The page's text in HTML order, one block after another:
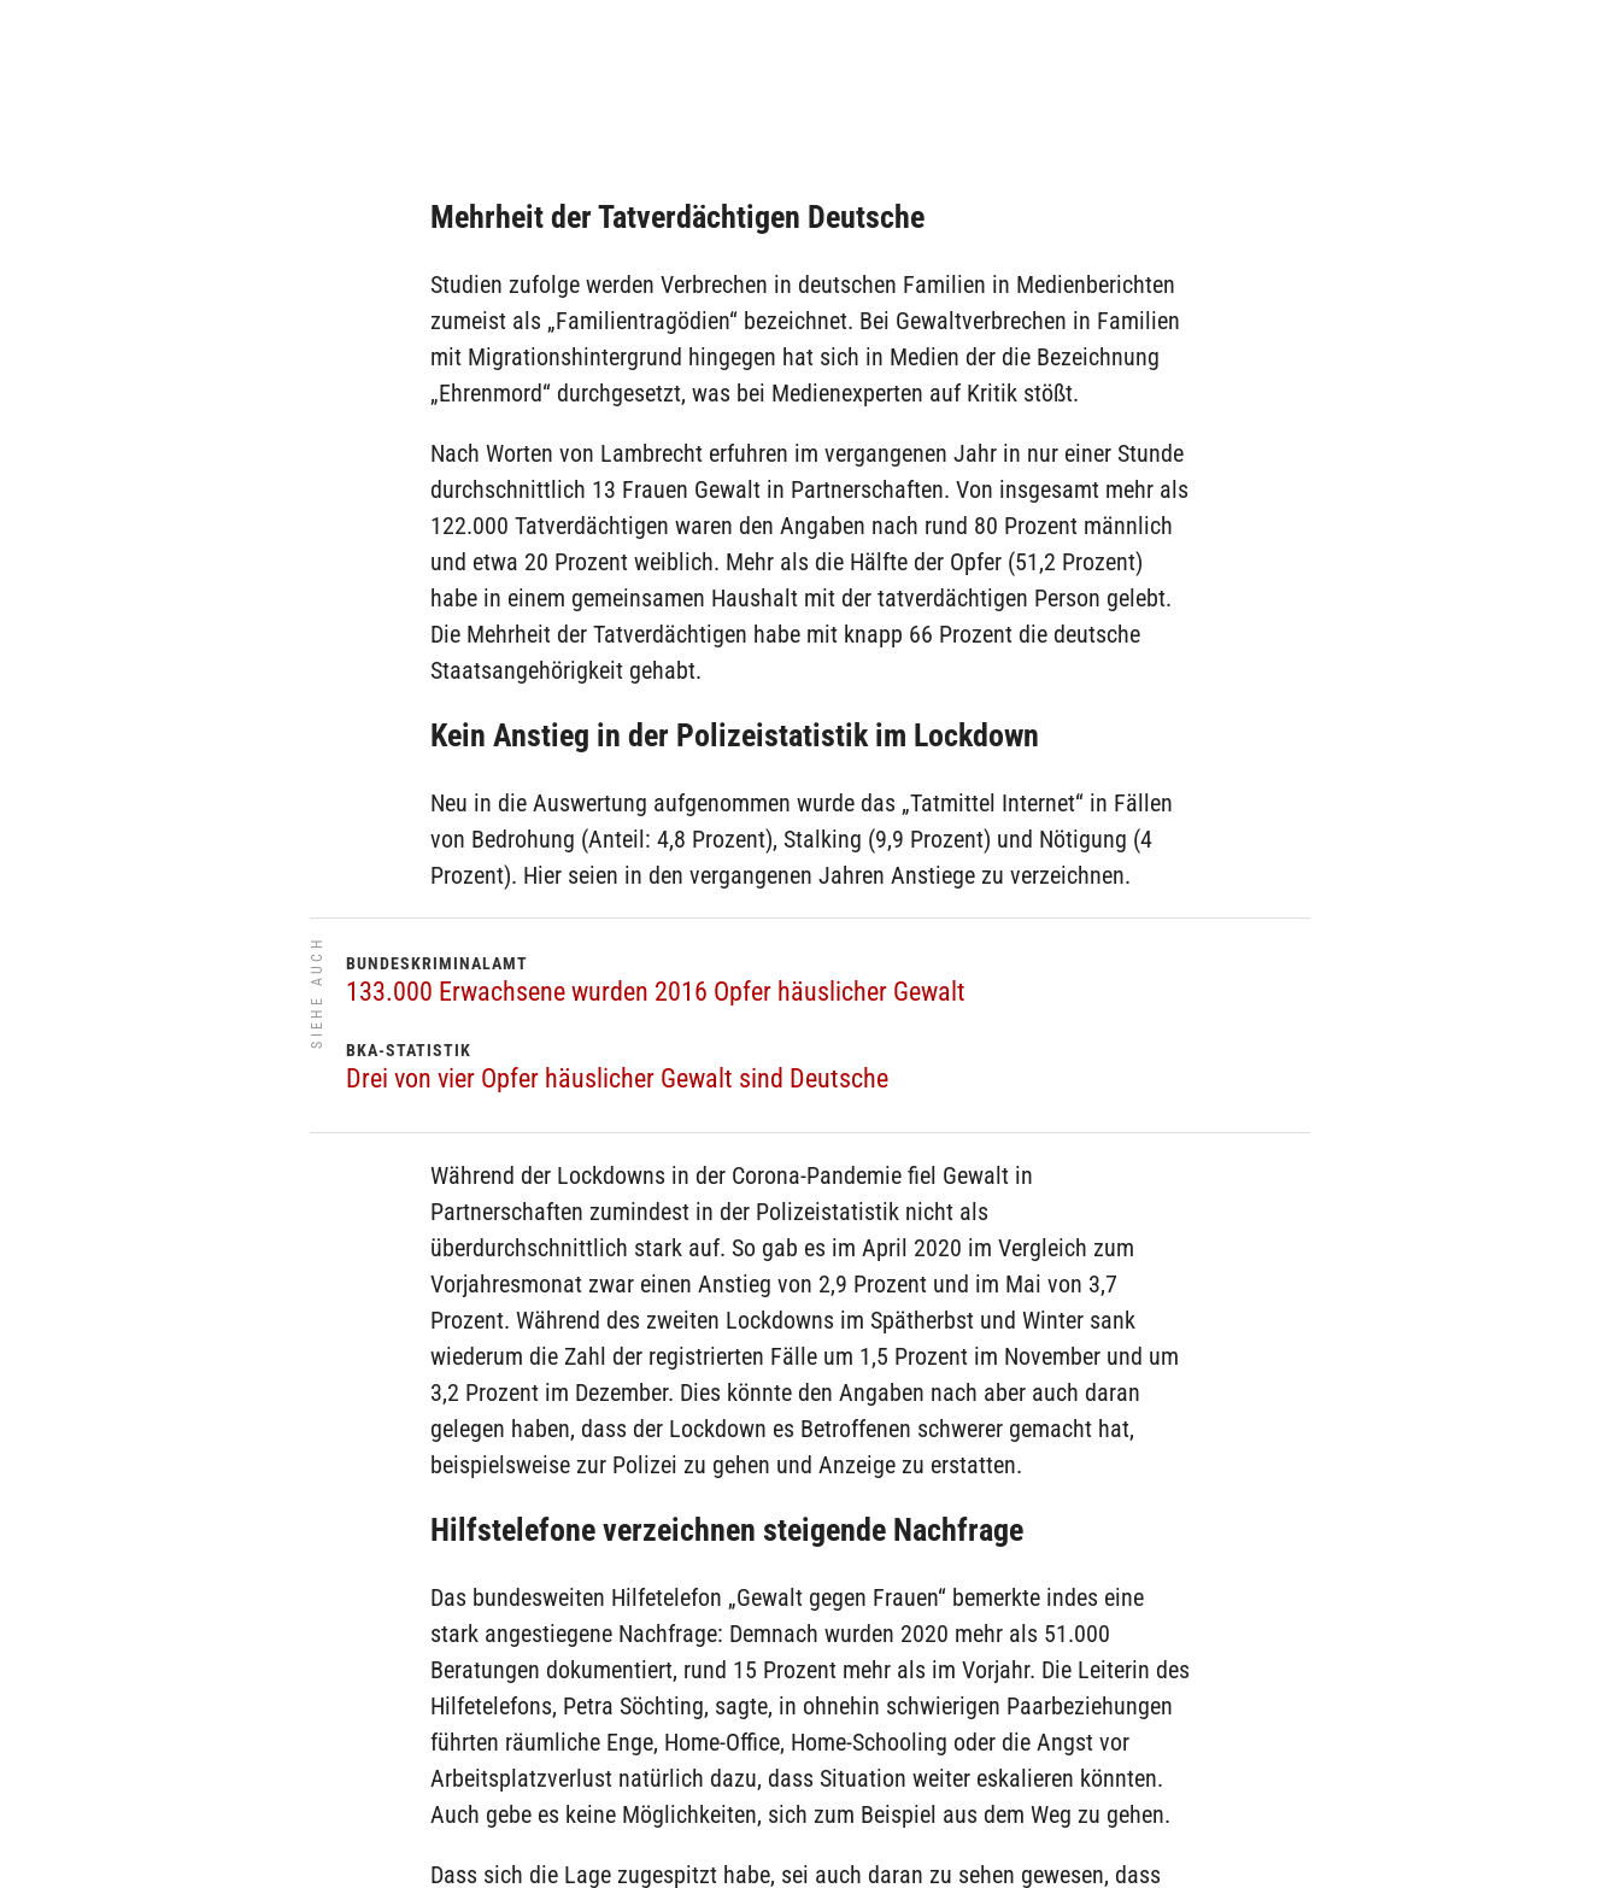
Mehrheit der Tatverdächtigen Deutsche
Studien zufolge werden Verbrechen in deutschen Familien in Medienberichten
zumeist als „Familientragödien“ bezeichnet. Bei Gewaltverbrechen in Familien
mit Migrationshintergrund hingegen hat sich in Medien der die Bezeichnung
„Ehrenmord“ durchgesetzt, was bei Medienexperten auf Kritik stößt.
Nach Worten von Lambrecht erfuhren im vergangenen Jahr in nur einer Stunde
durchschnittlich 13 Frauen Gewalt in Partnerschaften. Von insgesamt mehr als
122.000 Tatverdächtigen waren den Angaben nach rund 80 Prozent männlich
und etwa 20 Prozent weiblich. Mehr als die Hälfte der Opfer (51,2 Prozent)
habe in einem gemeinsamen Haushalt mit der tatverdächtigen Person gelebt.
Die Mehrheit der Tatverdächtigen habe mit knapp 66 Prozent die deutsche
Staatsangehörigkeit gehabt.
Kein Anstieg in der Polizeistatistik im Lockdown
Neu in die Auswertung aufgenommen wurde das „Tatmittel Internet“ in Fällen
von Bedrohung (Anteil: 4,8 Prozent), Stalking (9,9 Prozent) und Nötigung (4
Prozent). Hier seien in den vergangenen Jahren Anstiege zu verzeichnen.
SIEHE AUCH BUNDESKRIMINALAMT
133.000 Erwachsene wurden 2016 Opfer häuslicher Gewalt
BKA-STATISTIK
Drei von vier Opfer häuslicher Gewalt sind Deutsche
Während der Lockdowns in der Corona-Pandemie fiel Gewalt in
Partnerschaften zumindest in der Polizeistatistik nicht als
überdurchschnittlich stark auf. So gab es im April 2020 im Vergleich zum
Vorjahresmonat zwar einen Anstieg von 2,9 Prozent und im Mai von 3,7
Prozent. Während des zweiten Lockdowns im Spätherbst und Winter sank
wiederum die Zahl der registrierten Fälle um 1,5 Prozent im November und um
3,2 Prozent im Dezember. Dies könnte den Angaben nach aber auch daran
gelegen haben, dass der Lockdown es Betroffenen schwerer gemacht hat,
beispielsweise zur Polizei zu gehen und Anzeige zu erstatten.
Hilfstelefone verzeichnen steigende Nachfrage
Das bundesweiten Hilfetelefon „Gewalt gegen Frauen“ bemerkte indes eine
stark angestiegene Nachfrage: Demnach wurden 2020 mehr als 51.000
Beratungen dokumentiert, rund 15 Prozent mehr als im Vorjahr. Die Leiterin des
Hilfetelefons, Petra Söchting, sagte, in ohnehin schwierigen Paarbeziehungen
führten räumliche Enge, Home-Office, Home-Schooling oder die Angst vor
Arbeitsplatzverlust natürlich dazu, dass Situation weiter eskalieren könnten.
Auch gebe es keine Möglichkeiten, sich zum Beispiel aus dem Weg zu gehen.
Dass sich die Lage zugespitzt habe, sei auch daran zu sehen gewesen, dass